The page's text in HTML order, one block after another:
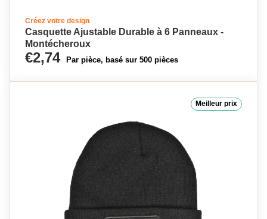
Créez votre design
Casquette Ajustable Durable à 6 Panneaux -
Montécheroux
€2,74 Par pièce, basé sur 500 pièces
Meilleur prix